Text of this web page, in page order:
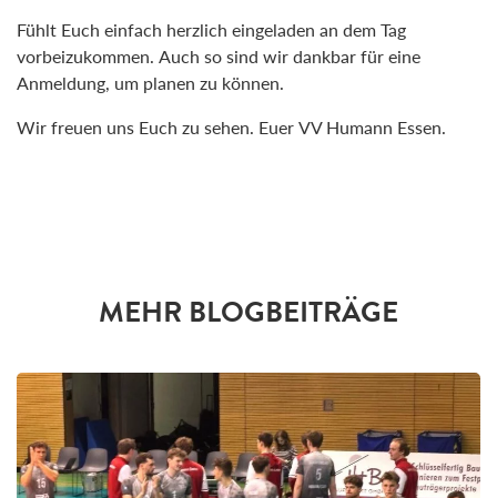
Fühlt Euch einfach herzlich eingeladen an dem Tag
vorbeizukommen. Auch sosind wirdankbar für eine
Anmeldung, um planen zu können.
Wir freuen uns Euch zu sehen. EuerVV Humann Essen.
MEHR BLOGBEITRÄGE